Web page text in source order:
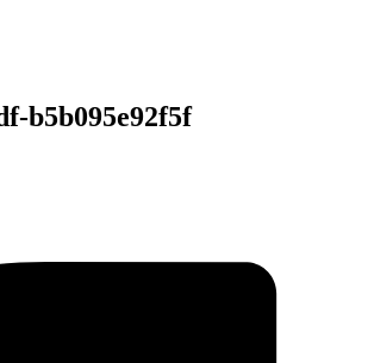
b5b095e92f5f